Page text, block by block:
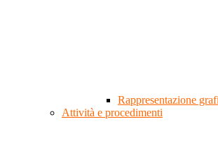
Rappresentazione
Attività e procedimenti